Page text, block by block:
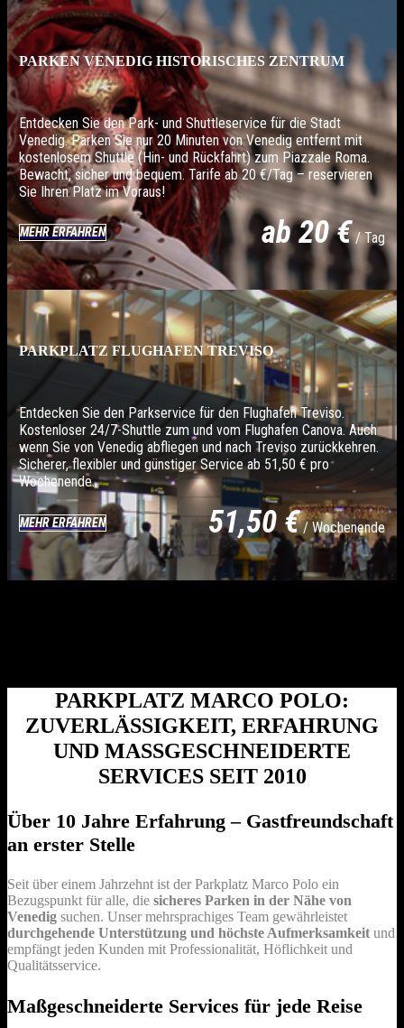
PARKEN VENEDIG HISTORISCHES ZENTRUM
Entdecken Sie den Park- und Shuttleservice für die Stadt
Venedig. Parken Sie nur 20 Minuten von Venedig entfernt mit
kostenlosem Shuttle (Hin- und Rückfahrt) zum Piazzale Roma.
Bewacht, sicher und bequem. Tarife ab 20 €/Tag – reservieren
Sie Ihren Platz im Voraus!
MEHR ERFAHREN ab 20 €/ Tag
PARKPLATZ FLUGHAFEN TREVISO
Entdecken Sie den Parkservice für den Flughafen Treviso.
Kostenloser 24/7-Shuttle zum und vom Flughafen Canova. Auch
wenn Sie von Venedig abfliegen und nach Treviso zurückkehren.
Sicherer, flexibler und günstiger Service ab 51,50 € pro
Wochenende.
MEHR ERFAHREN 51,50 €/ Wochenende
PARKPLATZ MARCO POLO:
ZUVERLÄSSIGKEIT, ERFAHRUNG
UND MASSGESCHNEIDERTE S
ERVICES SEIT 2010
Über 10 Jahre Erfahrung – Gastfreundschaft
an erster Stelle
Seit über einem Jahrzehnt ist der Parkplatz Marco Polo ein
Bezugspunkt für alle, die sicheres Parken in der Nähe von
Venedig suchen. Unser mehrsprachiges Team gewährleistet
durchgehende Unterstützung und höchste Aufmerksamkeit und
empfängt jeden Kunden mit Professionalität, Höflichkeit und
Qualitätsservice.
Maßgeschneiderte Services für jede Reise